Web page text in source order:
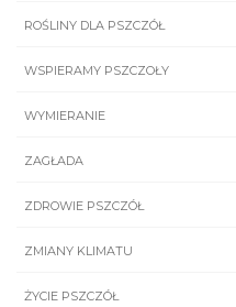
ROŚLINY DLA PSZCZÓŁ
WSPIERAMY PSZCZOŁY
WYMIERANIE
ZAGŁADA
ZDROWIE PSZCZÓŁ
ZMIANY KLIMATU
ŻYCIE PSZCZÓŁ